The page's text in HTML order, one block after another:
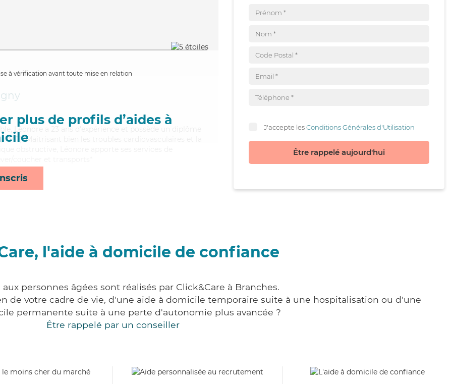
à vérification avant toute mise en relation
plus de profils d’aides à
Léonore a 23 ans d'expérience et possède un diplôme
Maitrisant bien les troubles cardiovasculaires et la
J'accepte lesConditions Générales d'Utilisation
Être rappelé aujourd'hui
l'aide à domicile de confiance
aux personnes âgées sont réalisés par Click&Care à Branches.
de votre cadre de vie, d'une aide à domicile temporaire suite à une hospitalisation ou d'une
permanente suite à une perte d'autonomie plus avancée ?
Être rappelé par un conseiller